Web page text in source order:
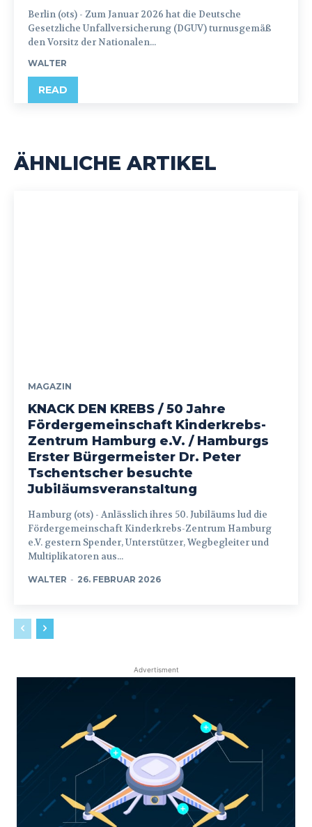
Berlin (ots) - Zum Januar 2026 hat die Deutsche
Gesetzliche Unfallversicherung (DGUV) turnusgemäß
den Vorsitz der Nationalen...
WALTER
READ
ÄHNLICHE ARTIKEL
MAGAZIN
KNACK DEN KREBS / 50 Jahre
Fördergemeinschaft Kinderkrebs-
Zentrum Hamburg e.V. / Hamburgs
Erster Bürgermeister Dr. Peter
Tschentscher besuchte
Jubiläumsveranstaltung
Hamburg (ots) - Anlässlich ihres 50. Jubiläums lud die
Fördergemeinschaft Kinderkrebs-Zentrum Hamburg
e.V. gestern Spender, Unterstützer, Wegbegleiter und
Multiplikatoren aus...
WALTER - 26. FEBRUAR 2026
Advertisment